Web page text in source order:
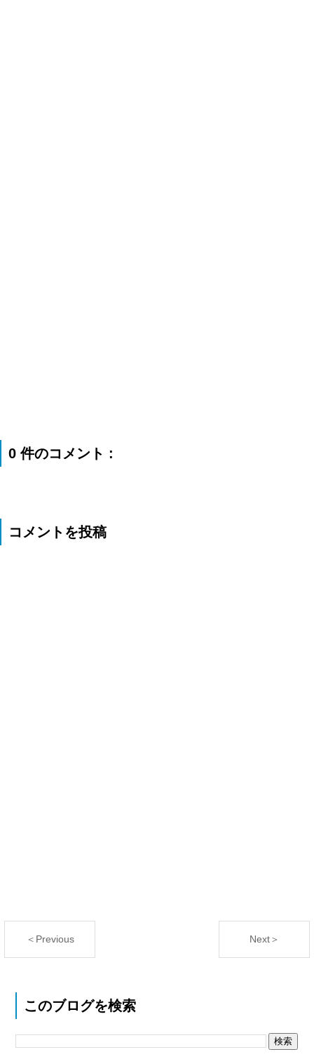
0 件のコメント :
コメントを投稿
＜Previous Next＞
このブログを検索